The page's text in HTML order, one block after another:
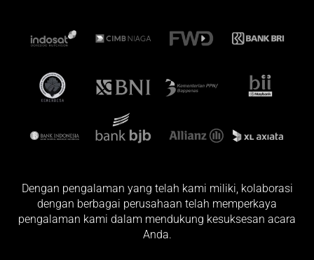
Dengan pengalaman yang telah kami miliki, kolaborasi
dengan berbagai perusahaan telah memperkaya
pengalaman kami dalam mendukung kesuksesan acara
Anda.